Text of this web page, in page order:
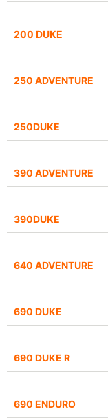
200 DUKE
250 ADVENTURE
250DUKE
390 ADVENTURE
390DUKE
640 ADVENTURE
690 DUKE
690 DUKE R
690 ENDURO